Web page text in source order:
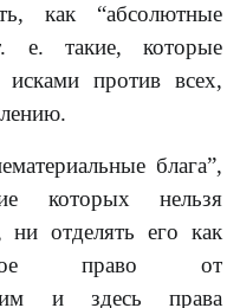
как “абсолютные
е. такие, которые
против всех,
блага”,
которых нельзя
ни отделять его как
право от
и здесь права